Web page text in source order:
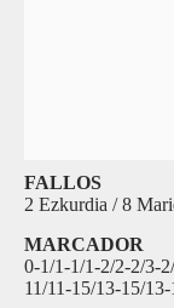
FALLOS
2 Ezkurdia / 8
MARCADOR
0-1/1-1/1-2/2-2/3-
11/11-15/13-15/